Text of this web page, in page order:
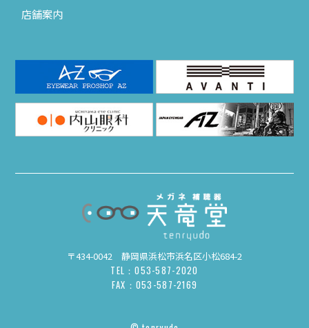
店舗案内
〒434-0042 静岡県浜松市浜名区小松684-2
TEL：053-587-2020
FAX：053-587-2169